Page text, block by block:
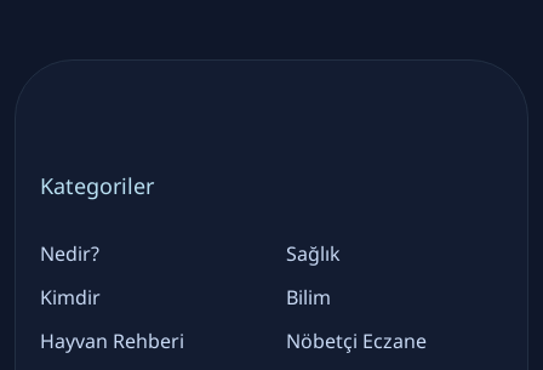
Kategoriler
Nedir?
Kimdir
Hayvan Rehberi
Sağlık
Bilim
Nöbetçi Eczane